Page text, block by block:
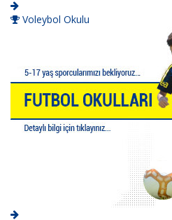
Voleybol Okulu